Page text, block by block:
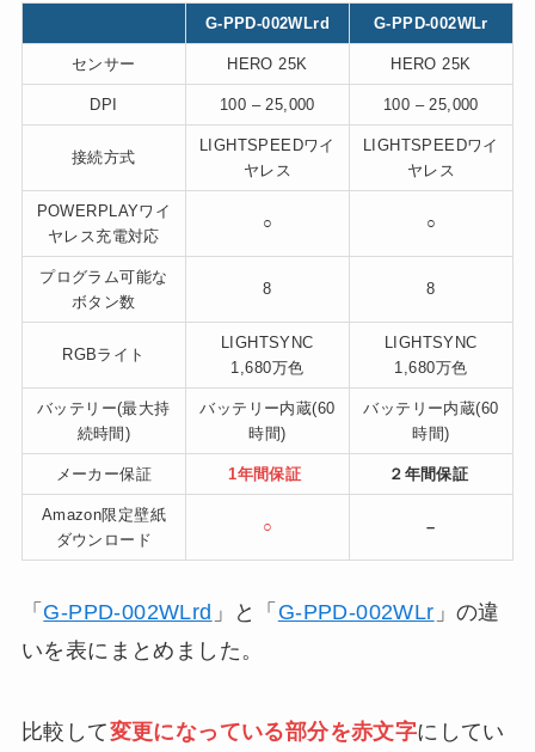
G-PPD-002WLrd G-PPD-002WLr
センサー HERO 25K HERO 25K
DPI 100 – 25,000 100 – 25,000
接続方式
LIGHTSPEEDワイ
ヤレス
LIGHTSPEEDワイ
ヤレス
POWERPLAYワイ
ヤレス充電対応
○ ○
プログラム可能な
ボタン数
8 8
RGBライト
LIGHTSYNC
1,680万色
LIGHTSYNC
1,680万色
バッテリー(最大持
続時間)
バッテリー内蔵(60
時間)
バッテリー内蔵(60
時間)
メーカー保証 1年間保証 ２年間保証
Amazon限定壁紙
ダウンロード
○ –
「 G-PPD-002WLrd 」と「 G-PPD-002WLr 」の違
いを表にまとめました。
比較して変更になっている部分を赤文字にしてい